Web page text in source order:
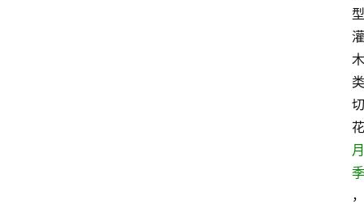
型
灌
木
类
切
花
月
季
，